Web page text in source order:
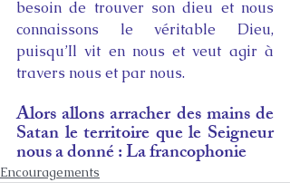
besoin de trouver son dieu et nous
connaissons le véritable Dieu,
puisqu’Il vit en nous et veut agir à
travers nous et par nous.
Alors allons arracher des mains de
Satan le territoire que le Seigneur
nous a donné : La francophonie
Encouragements